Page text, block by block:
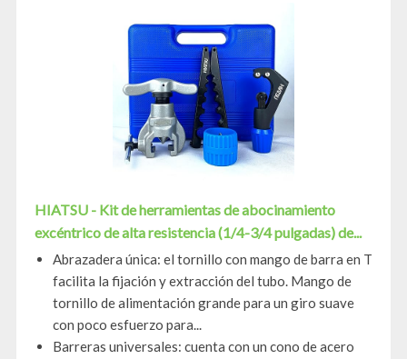
HIATSU - Kit de herramientas de abocinamiento
excéntrico de alta resistencia (1/4-3/4 pulgadas) de...
Abrazadera única: el tornillo con mango de barra en T
facilita la fijación y extracción del tubo. Mango de
tornillo de alimentación grande para un giro suave
con poco esfuerzo para...
Barreras universales: cuenta con un cono de acero